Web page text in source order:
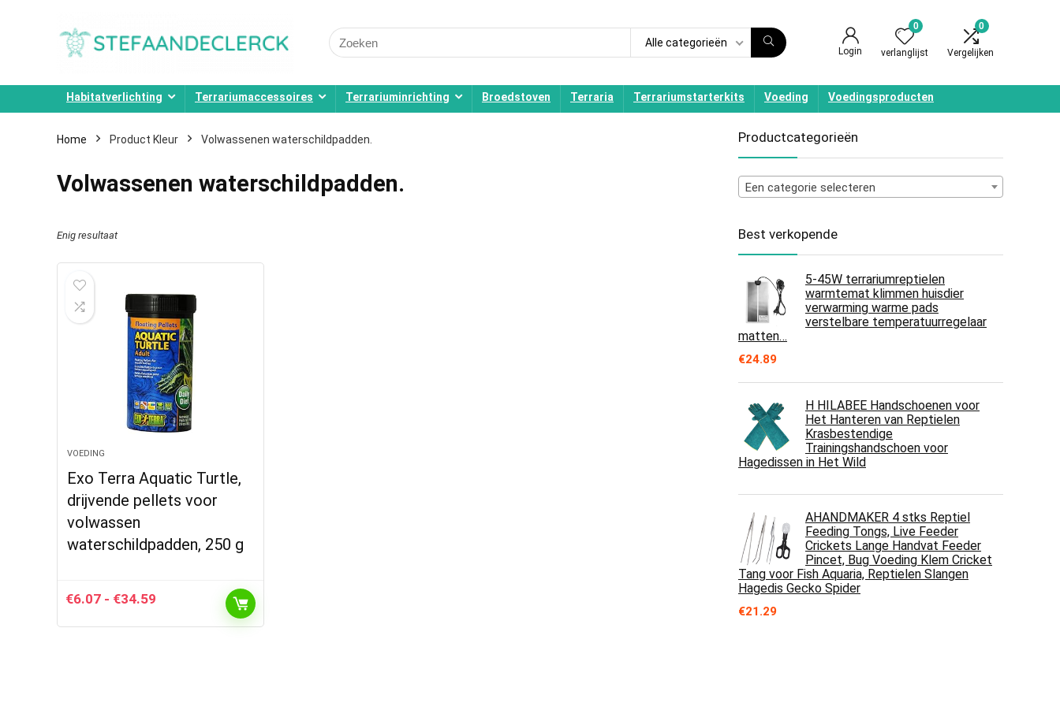
Search
for:
Alle categorieën
Login
0
verlanglijst
0
Vergelijken
Habitatverlichting Terrariumaccessoires Terrariuminrichting Broedstoven Terraria Terrariumstarterkits Voeding Voedingsproducten
Home Product Kleur Volwassenen waterschildpadden.
Volwassenen waterschildpadden.
Enig resultaat
VOEDING
Exo Terra Aquatic Turtle,
drijvende pellets voor
volwassen
waterschildpadden, 250 g
€6.07 - €34.59 Prijsklasse:
tot
Productcategorieën
Een categorie selecteren
Best verkopende
5-45W terrariumreptielen
warmtemat klimmen huisdier
verwarming warme pads
verstelbare temperatuurregelaar
matten…
€24.89
H HILABEE Handschoenen voor
Het Hanteren van Reptielen
Krasbestendige
Trainingshandschoen voor
Hagedissen in Het Wild
AHANDMAKER 4 stks Reptiel
Feeding Tongs, Live Feeder
Crickets Lange Handvat Feeder
Pincet, Bug Voeding Klem Cricket
Tang voor Fish Aquaria, Reptielen Slangen
Hagedis Gecko Spider
€21.29